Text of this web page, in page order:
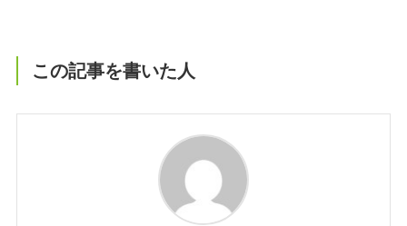
この記事を書いた人